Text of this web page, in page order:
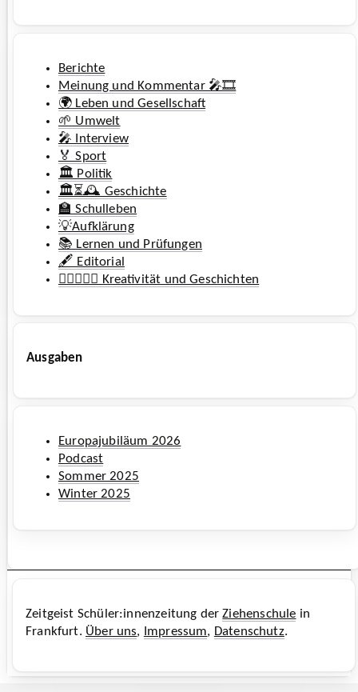
Berichte
Meinung und Kommentar 🎤🎞️
🌍 Leben und Gesellschaft
🌱 Umwelt
🎤 Interview
🏅 Sport
🏛️ Politik
🏛️⏳🕰️ Geschichte
🏫 Schulleben
💡Aufklärung
📚 Lernen und Prüfungen
🖋️ Editorial
🧚‍♀️🧜🏼‍♂️ Kreativität und Geschichten
Ausgaben
Europajubiläum 2026
Podcast
Sommer 2025
Winter 2025
Zeitgeist Schüler:innenzeitung derZiehenschule in
Frankfurt. Über uns, Impressum, Datenschutz.